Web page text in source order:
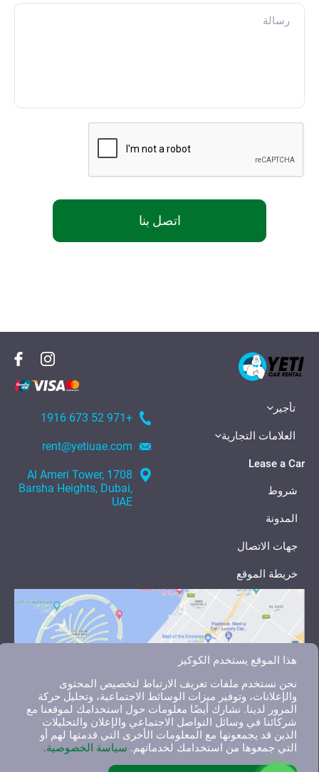
اتصل بنا
تأجير
العلامات التجارية
Lease a Car
شروط
المدونة
جهات الاتصال
خريطة الموقع
+971 52 673 1916
rent@yetiuae.com
1708 Al Ameri Tower,
Barsha Heights, Dubai,
UAE
English العربيةРусский
هذا الموقع يستخدم الكوكيز
نحن نستخدم ملفات تعريف الارتباط لتخصيص المحتوى
والإعلانات، وتوفير ميزات الوسائط الاجتماعية، وتحليل حركة
المرور لدينا. نشارك أيضًا معلومات حول استخدامك لموقعنا مع
شركائنا في وسائل التواصل الاجتماعي والإعلان والتحليلات
الذين قد يجمعونها مع المعلومات الأخرى التي قدمتها لهم أو
التي جمعوها من استخدامك لخدماتهم. سياسة الخصوصية.